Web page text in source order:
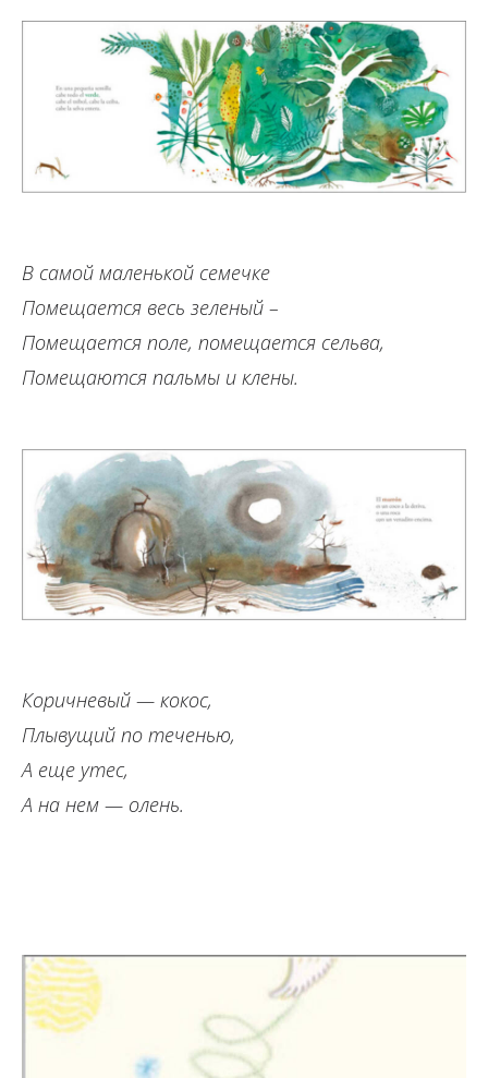
В самой маленькой семечке
Помещается весь зеленый –
Помещается поле, помещается сельва,
Помещаются пальмы и клены.
Коричневый — кокос,
Плывущий по теченью,
А еще утес,
А на нем — олень.